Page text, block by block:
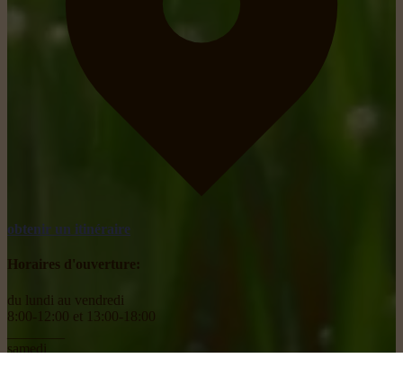
obtenir un itinéraire
Horaires d'ouverture:
du lundi au vendredi
8:00-12:00 et 13:00-18:00
samedi